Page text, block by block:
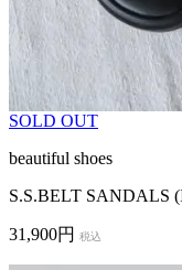
SOLD OUT
beautiful shoes
S.S.BELT SANDALS
31,900円 税込